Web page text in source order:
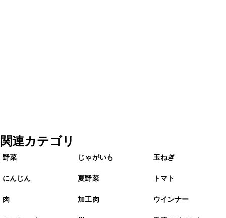
関連カテゴリ
野菜 じゃがいも 玉ねぎ
にんじん 夏野菜 トマト
肉 加工肉 ウインナー